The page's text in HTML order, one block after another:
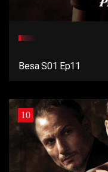
Besa S01 Ep11
10